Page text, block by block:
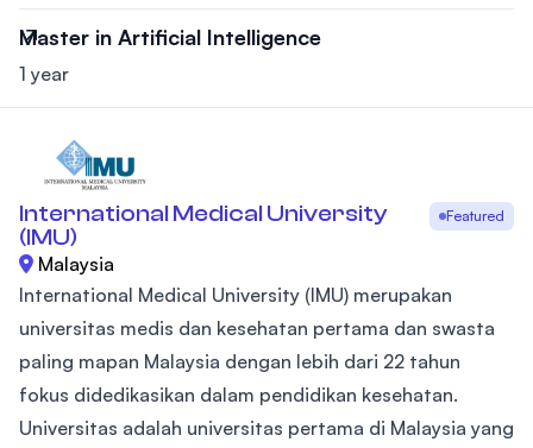
Master in Artificial Intelligence
1 year
International Medical University
(IMU)
Featured
Malaysia
International Medical University (IMU) merupakan
universitas medis dan kesehatan pertama dan swasta
paling mapan Malaysia dengan lebih dari 22 tahun
fokus didedikasikan dalam pendidikan kesehatan.
Universitas adalah universitas pertama di Malaysia yang